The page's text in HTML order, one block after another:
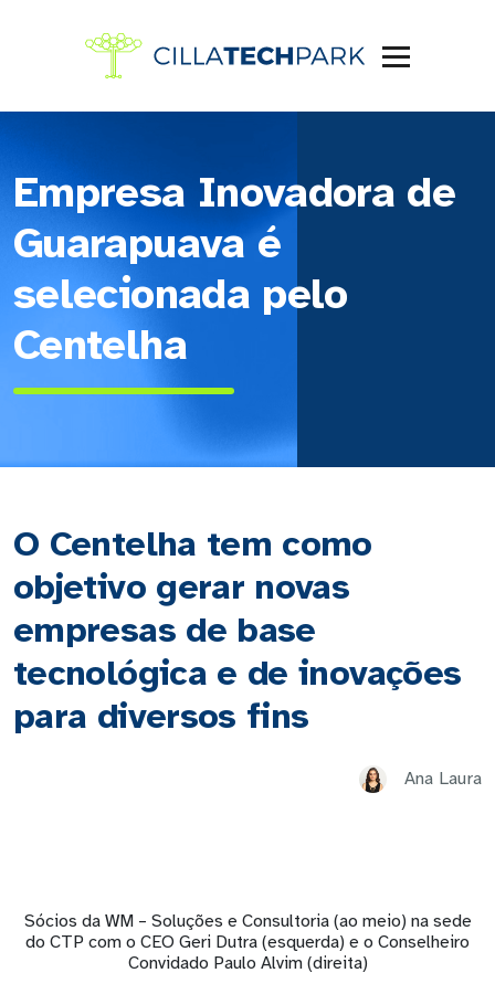
Empresa Inovadora de
Guarapuava é
selecionada pelo
Centelha
O Centelha tem como
objetivo gerar novas
empresas de base
tecnológica e de inovações
para diversos fins
Ana Laura
Sócios da WM – Soluções e Consultoria (ao meio) na sede
do CTP com o CEO Geri Dutra (esquerda) e o Conselheiro
Convidado Paulo Alvim (direita)